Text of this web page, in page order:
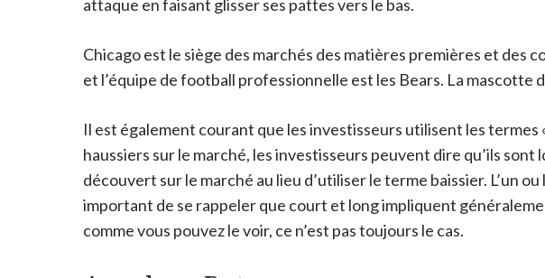
attaque en faisant glisser ses pattes vers le bas.
Chicago est le siège des marchés des matières premières et des
et l’équipe de football professionnelle est les Bears. La mascotte
Il est également courant que les investisseurs utilisent les termes
haussiers sur le marché, les investisseurs peuvent dire qu’ils sont
découvert sur le marché au lieu d’utiliser le terme baissier. L’un
important de se rappeler que court et long impliquent
comme vous pouvez le voir, ce n’est pas toujours le cas.